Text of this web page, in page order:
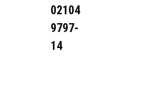
02104
9797-
14